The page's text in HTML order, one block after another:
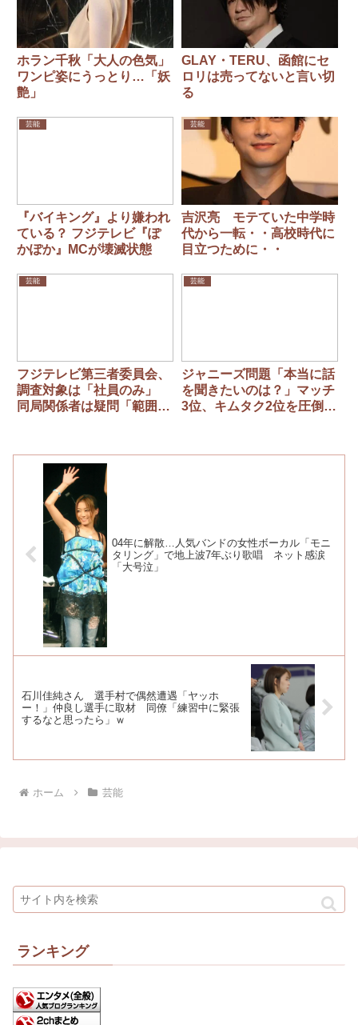
ホラン千秋「大人の色気」
ワンピ姿にうっとり…「妖
艶」
GLAY・TERU、函館にセ
ロリは売ってないと言い切
る
芸能
『バイキング』より嫌われ
ている？ フジテレビ『ぽ
かぽか』MCが壊滅状態
芸能
吉沢亮 モテていた中学時
代から一転・・高校時代に
目立つために・・
芸能
フジテレビ第三者委員会、
調査対象は「社員のみ」
同局関係者は疑問「範囲を
芸能
ジャニーズ問題「本当に話
を聞きたいのは？」マッチ
3位、キムタク2位を圧倒的
04年に解散…人気バンドの女性ボーカル「モニ
タリング」で地上波7年ぶり歌唱 ネット感涙
「大号泣」
石川佳純さん 選手村で偶然遭遇「ヤッホ
ー！」仲良し選手に取材 同僚「練習中に緊張
するなと思ったら」ｗ
ホーム 芸能
ランキング